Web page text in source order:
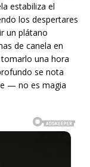
estabiliza el
los despertares
un plátano
de canela en
una hora
se nota
— no es magia